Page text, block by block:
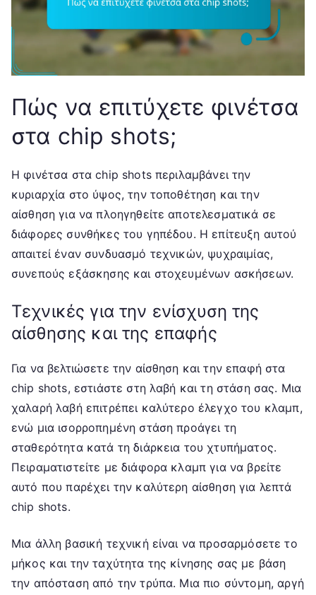
Πώς να επιτύχετε φινέτσα
στα chip shots;
Η φινέτσα στα chip shots περιλαμβάνει την
κυριαρχία στο ύψος, την τοποθέτηση και την
αίσθηση για να πλοηγηθείτε αποτελεσματικά σε
διάφορες συνθήκες του γηπέδου. Η επίτευξη αυτού
απαιτεί έναν συνδυασμό τεχνικών, ψυχραιμίας,
συνεπούς εξάσκησης και στοχευμένων ασκήσεων.
Τεχνικές για την ενίσχυση της
αίσθησης και της επαφής
Για να βελτιώσετε την αίσθηση και την επαφή στα
chip shots, εστιάστε στη λαβή και τη στάση σας. Μια
χαλαρή λαβή επιτρέπει καλύτερο έλεγχο του κλαμπ,
ενώ μια ισορροπημένη στάση προάγει τη
σταθερότητα κατά τη διάρκεια του χτυπήματος.
Πειραματιστείτε με διάφορα κλαμπ για να βρείτε
αυτό που παρέχει την καλύτερη αίσθηση για λεπτά
chip shots.
Μια άλλη βασική τεχνική είναι να προσαρμόσετε το
μήκος και την ταχύτητα της κίνησης σας με βάση
την απόσταση από την τρύπα. Μια πιο σύντομη, αργή